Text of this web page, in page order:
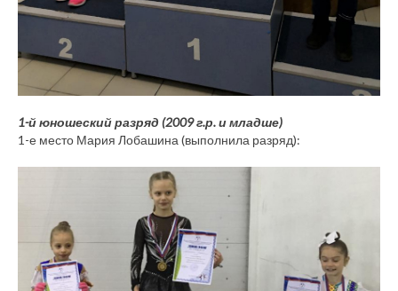
1-й юношеский разряд (2009 г.р. и младше)
1-е место Мария Лобашина (выполнила разряд):